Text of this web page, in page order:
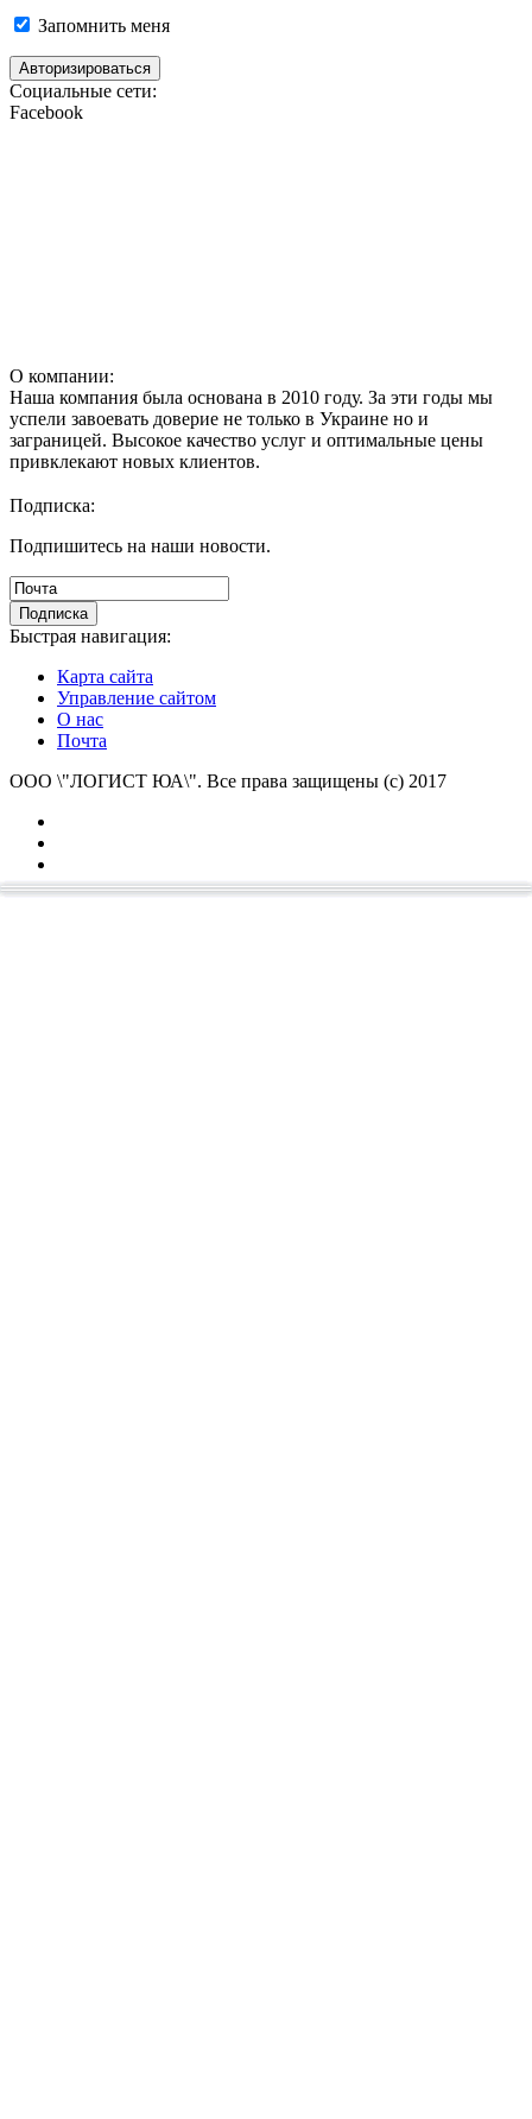
Запомнить меня
Социальные сети:
Facebook
О компании:
Наша компания была основана в 2010 году. За эти годы мы
успели завоевать доверие не только в Украине но и
заграницей. Высокое качество услуг и оптимальные цены
привклекают новых клиентов.
Подписка:
Подпишитесь на наши новости.
Быстрая навигация:
Карта сайта
Управление сайтом
О нас
Почта
ООО \"ЛОГИСТ ЮА\". Все права защищены (с) 2017